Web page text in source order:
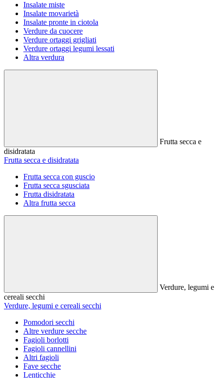
Insalate miste
Insalate movarietà
Insalate pronte in ciotola
Verdure da cuocere
Verdure ortaggi grigliati
Verdure ortaggi legumi lessati
Altra verdura
Frutta secca e
disidratata
Frutta secca e disidratata
Frutta secca con guscio
Frutta secca sgusciata
Frutta disidratata
Altra frutta secca
Verdure, legumi e
cereali secchi
Verdure, legumi e cereali secchi
Pomodori secchi
Altre verdure secche
Fagioli borlotti
Fagioli cannellini
Altri fagioli
Fave secche
Lenticchie